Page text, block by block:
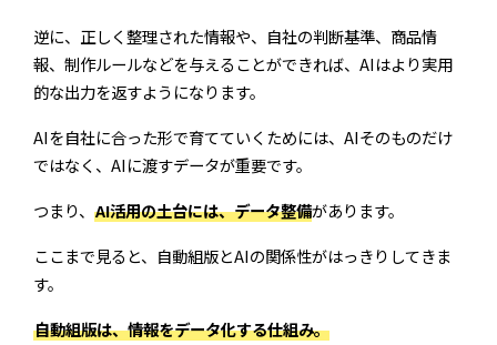
逆に、正しく整理された情報や、自社の判断基準、商品情
報、制作ルールなどを与えることができれば、AIはより実用
的な出力を返すようになります。
AIを自社に合った形で育てていくためには、AIそのものだけ
ではなく、AIに渡すデータが重要です。
つまり、 AI活用の土台には、データ整備があります。
ここまで見ると、自動組版とAIの関係性がはっきりしてきま
す。
自動組版は、情報をデータ化する仕組み。